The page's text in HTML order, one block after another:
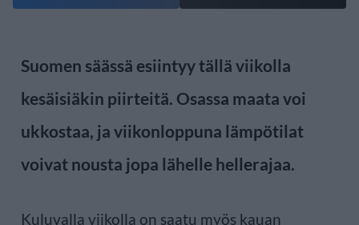
Suomen säässä esiintyy tällä viikolla
kesäisiäkin piirteitä. Osassa maata voi
ukkostaa, ja viikonloppuna lämpötilat
voivat nousta jopa lähelle hellerajaa.
Kuluvalla viikolla on saatu myös kauan